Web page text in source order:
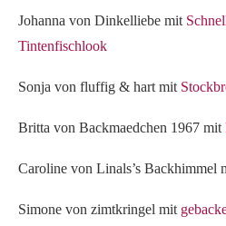
Johanna von Dinkelliebe mit
Tintenfischlook
Sonja von fluffig & hart mit
Britta von Backmaedchen 1967 mit
Caroline von Linals’s Backhimmel
Simone von zimtkringel mit